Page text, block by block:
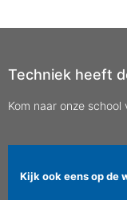
Techniek heeft
Kom naar onze
Kijk ook eens op de